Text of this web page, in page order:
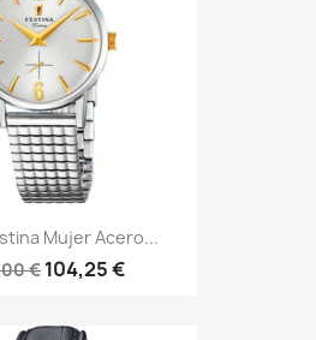
Mujer Acero...
€ 104,25 €